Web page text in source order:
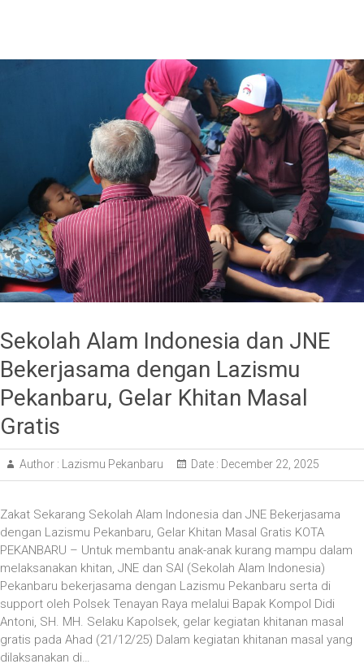
Sekolah Alam Indonesia dan JNE
Bekerjasama dengan Lazismu
Pekanbaru, Gelar Khitan Masal
Gratis
Author : Lazismu Pekanbaru Date : December 22, 2025
Zakat Sekarang Sekolah Alam Indonesia dan JNE Bekerjasama
dengan Lazismu Pekanbaru, Gelar Khitan Masal Gratis KOTA
PEKANBARU – Untuk membantu anak-anak kurang mampu dalam
melaksanakan khitan, JNE dan SAI (Sekolah Alam Indonesia)
Pekanbaru bekerjasama dengan Lazismu Pekanbaru serta di
support oleh Polsek Tenayan Raya melalui Bapak Kompol Didi
Antoni, SH. MH. Selaku Kapolsek, gelar kegiatan khitanan masal
gratis pada Ahad (21/12/25) Dalam kegiatan khitanan masal yang
dilaksanakan di…